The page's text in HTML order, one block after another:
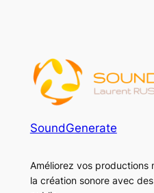
SoundGenerate
Améliorez vos productions
la création sonore avec